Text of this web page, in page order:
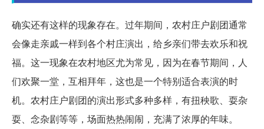
确实还有这样的现象存在。过年期间，农村庄户剧团通常
会像走亲戚一样到各个村庄演出，给乡亲们带去欢乐和祝
福。这一现象在农村地区尤为常见，因为在春节期间，人
们欢聚一堂，互相拜年，这也是一个特别适合表演的时
机。农村庄户剧团的演出形式多种多样，有扭秧歌、耍杂
耍、念杂剧等等，场面热热闹闹，充满了浓厚的年味。